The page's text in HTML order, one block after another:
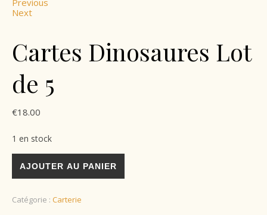
Previous
Next
Cartes Dinosaures Lot
de 5
€18.00
1 en stock
AJOUTER AU PANIER
Catégorie : Carterie